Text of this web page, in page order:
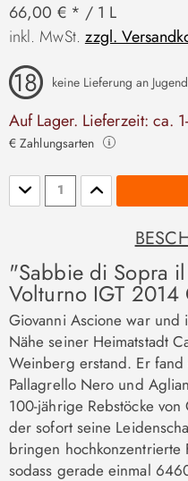
66,00 € * / 1 L
inkl. MwSt. zzgl.
keine Lieferung an
Auf Lager. Lieferzeit: ca.
€ Zahlungsarten
Stückzahl
"Sabbie di Sopra
Volturno IGT 2014
Giovanni Ascione war
Nähe seiner Heimatstadt
Weinberg erstand. Er fand
Pallagrello Nero und
100-jährige Rebstöcke von
der sofort seine
bringen
sodass gerade einmal